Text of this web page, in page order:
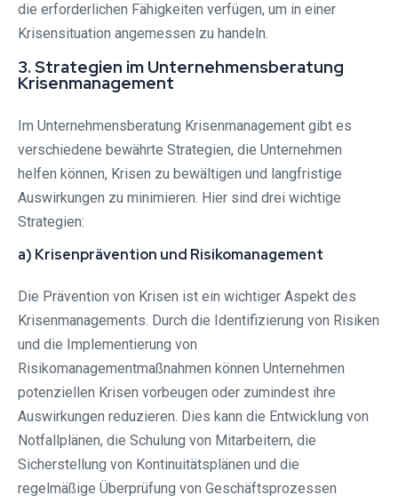
die erforderlichen Fähigkeiten verfügen, um in einer
Krisensituation angemessen zu handeln.
3. Strategien im Unternehmensberatung
Krisenmanagement
Im Unternehmensberatung Krisenmanagement gibt es
verschiedene bewährte Strategien, die Unternehmen
helfen können, Krisen zu bewältigen und langfristige
Auswirkungen zu minimieren. Hier sind drei wichtige
Strategien:
a) Krisenprävention und Risikomanagement
Die Prävention von Krisen ist ein wichtiger Aspekt des
Krisenmanagements. Durch die Identifizierung von Risiken
und die Implementierung von
Risikomanagementmaßnahmen können Unternehmen
potenziellen Krisen vorbeugen oder zumindest ihre
Auswirkungen reduzieren. Dies kann die Entwicklung von
Notfallplänen, die Schulung von Mitarbeitern, die
Sicherstellung von Kontinuitätsplänen und die
regelmäßige Überprüfung von Geschäftsprozessen